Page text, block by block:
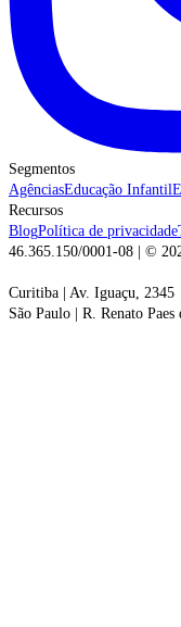
Segmentos
AgênciasEducação Infantil
Recursos
BlogPolítica de privacidade
46.365.150/0001-08 | ©
Curitiba | Av. Iguaçu, 2345
São Paulo |
R. Renato